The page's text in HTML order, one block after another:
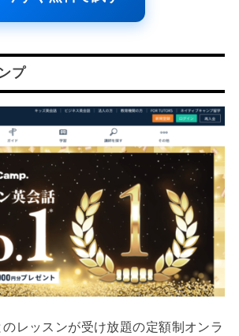
プ
レッスンが受け放題の定額制オンラ